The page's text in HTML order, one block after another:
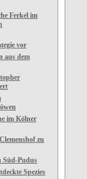
Ferkel im
vor
aus dem
im Kölner
zu
Süd-Pudus
Spezies